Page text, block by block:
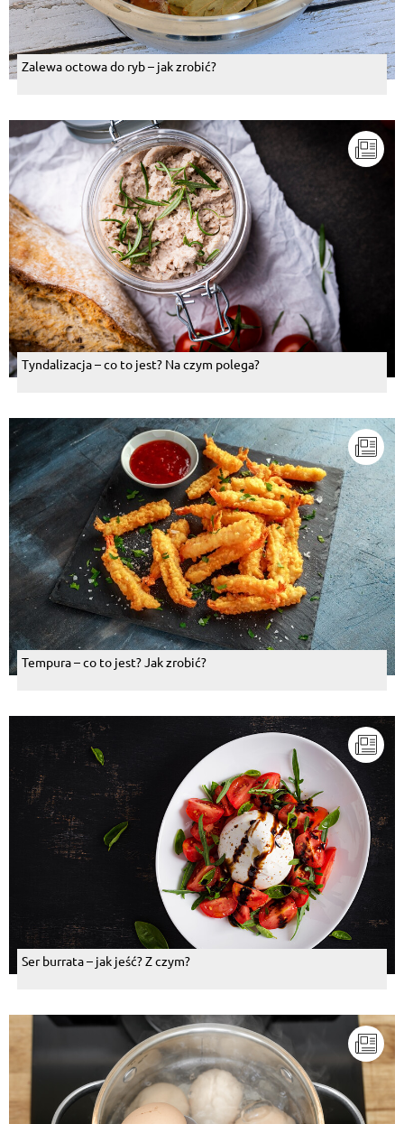
Zalewa octowa do ryb – jak zrobić?
Tyndalizacja – co to jest? Na czym polega?
Tempura – co to jest? Jak zrobić?
Ser burrata – jak jeść? Z czym?